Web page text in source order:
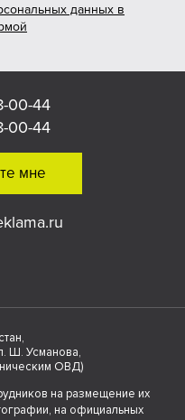
данных в
00-44
00-44
мне
Ш. Усманова,
ОВД)
на размещение их
на официальных